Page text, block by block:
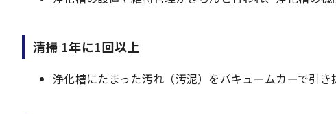
清掃 1年に1回以上
浄化槽にたまった汚れ（汚泥）をバキュームカーで引き